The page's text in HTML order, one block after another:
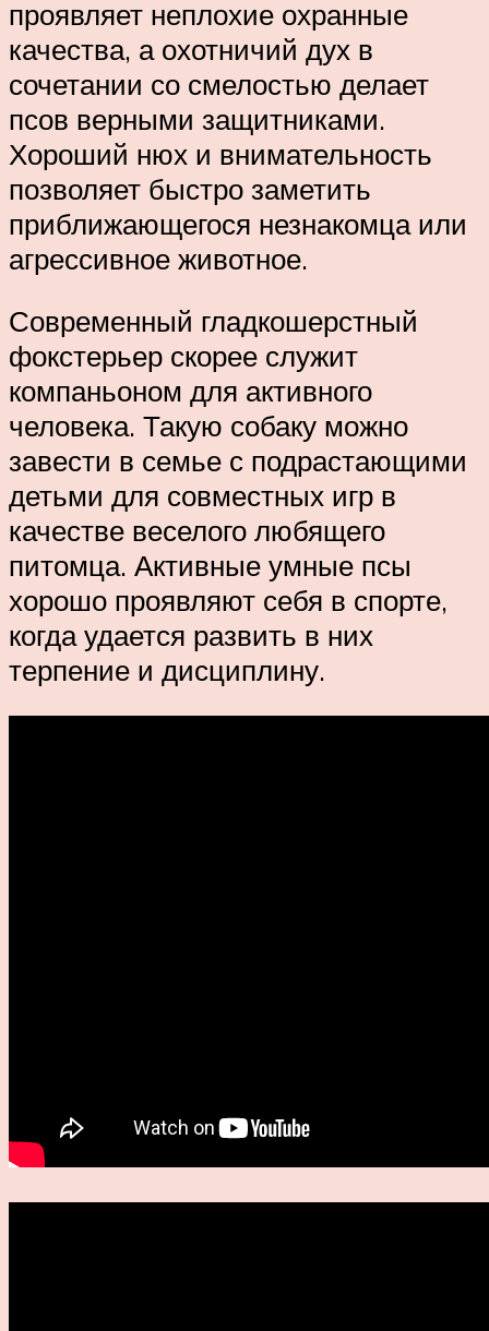
проявляет неплохие охранные
качества, а охотничий дух в
сочетании со смелостью делает
псов верными защитниками.
Хороший нюх и внимательность
позволяет быстро заметить
приближающегося незнакомца или
агрессивное животное.
Современный гладкошерстный
фокстерьер скорее служит
компаньоном для активного
человека. Такую собаку можно
завести в семье с подрастающими
детьми для совместных игр в
качестве веселого любящего
питомца. Активные умные псы
хорошо проявляют себя в спорте,
когда удается развить в них
терпение и дисциплину.